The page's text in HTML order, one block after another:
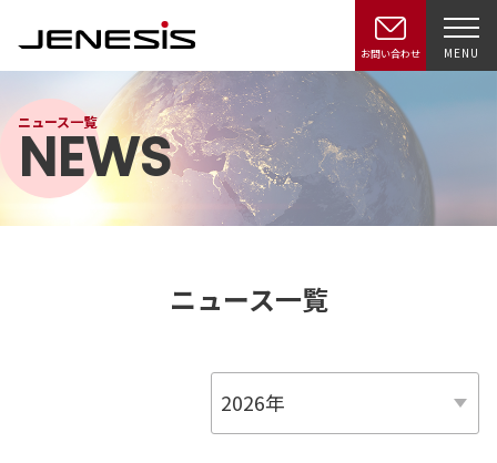
お問い合わせ MENU
ニュース一覧
NEWS
ニュース一覧